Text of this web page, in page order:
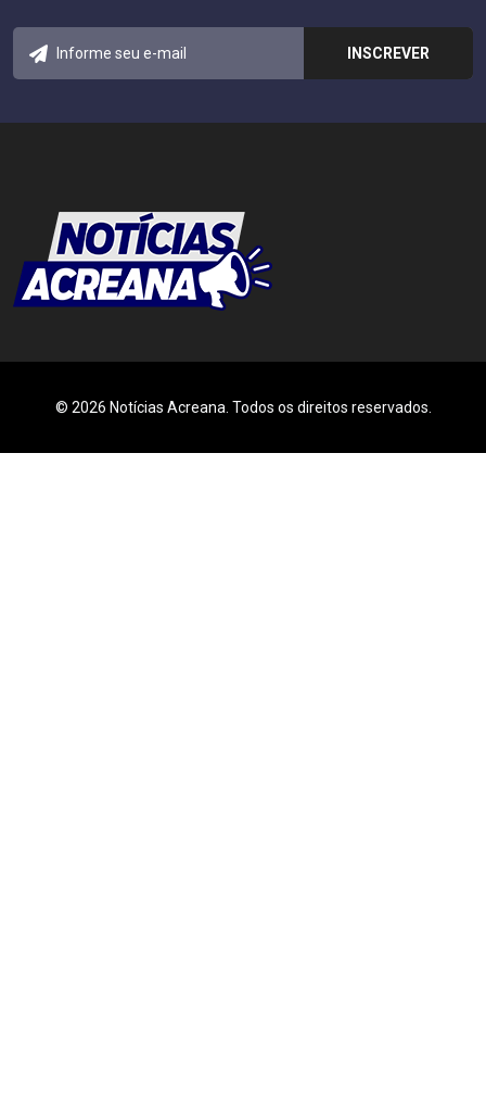
© 2026 Notícias Acreana. Todos os direitos reservados.